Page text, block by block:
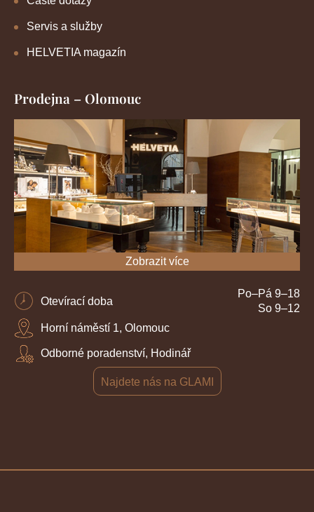
Servis a služby
HELVETIA magazín
Prodejna – Olomouc
Zobrazit více
Otevírací doba
Po–Pá 9–18
So 9–12
Horní náměstí 1, Olomouc
Odborné poradenství, Hodinář
Najdete nás na GLAMI